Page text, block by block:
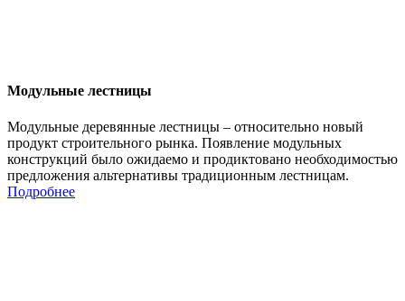
Модульные лестницы
Модульные деревянные лестницы – относительно новый
продукт строительного рынка. Появление модульных
конструкций было ожидаемо и продиктовано необходимостью
предложения альтернативы традиционным лестницам.
Подробнее